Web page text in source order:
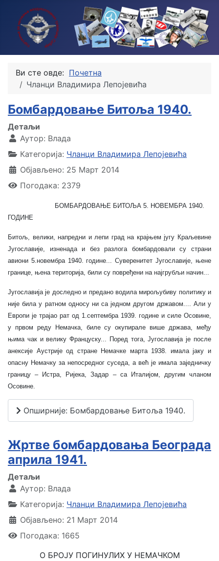
Ви сте овде: Почетна
Чланци Владимира Лепојевића
Бомбардовање Битоља 1940.
Детаљи
Аутор: Влада
Категорија: Чланци Владимира Лепојевића
Објављено: 25 Март 2014
Погодака: 2379
БОМБАРДОВАЊЕ БИТОЉА 5. НОВЕМБРА 1940.
ГОДИНЕ
Битољ, велики, напредни и лепи град на крајњем југу Краљевине
Југославије, изненада и без разлога бомбардовали су страни
авиони 5.новембра 1940. године... Суверенитет Југославије, њене
границе, њена територија, били су повређени на најгрубљи начин...
Југославија је доследно и предано водила мирољубиву политику и
није била у ратном односу ни са једном другом државом.... Али у
Европи је трајао рат од 1.септембра 1939. године и силе Осовине,
у првом реду Немачка, биле су окупирале више држава, међу
њима чак и велику Француску... Поред тога, Југославија је после
анексије Аустрије од стране Немачке марта 1938. имала јаку и
опасну Немачку за непосредног суседа, а већ је имала заједничку
границу – Истра, Ријека, Задар – са Италијом, другим чланом
Осовине.
Опширније: Бомбардовање Битоља 1940.
Жртве бомбардовања Београда
априла 1941.
Детаљи
Аутор: Влада
Категорија: Чланци Владимира Лепојевића
Објављено: 21 Март 2014
Погодака: 1665
О БРОЈУ ПОГИНУЛИХ У НЕМАЧКОМ